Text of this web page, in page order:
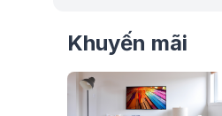
Khuyến mãi